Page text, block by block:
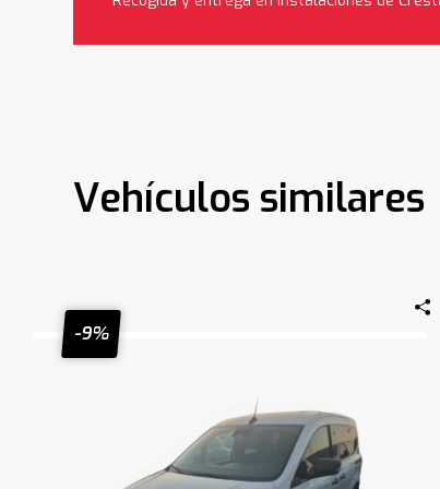
Vehículos similares
-9%